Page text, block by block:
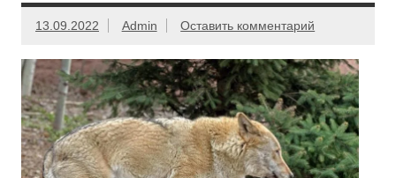
13.09.2022 Admin Оставить комментарий